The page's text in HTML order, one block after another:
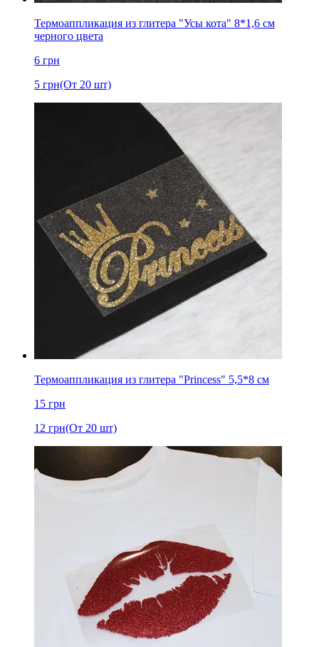
Термоаппликация из глитера "Усы кота" 8*1,6 см
черного цвета
6 грн
5 грн(От 20 шт)
Термоаппликация из глитера "Princess" 5,5*8 см
15 грн
12 грн(От 20 шт)